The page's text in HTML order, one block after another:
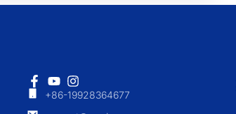
+86-19928364677